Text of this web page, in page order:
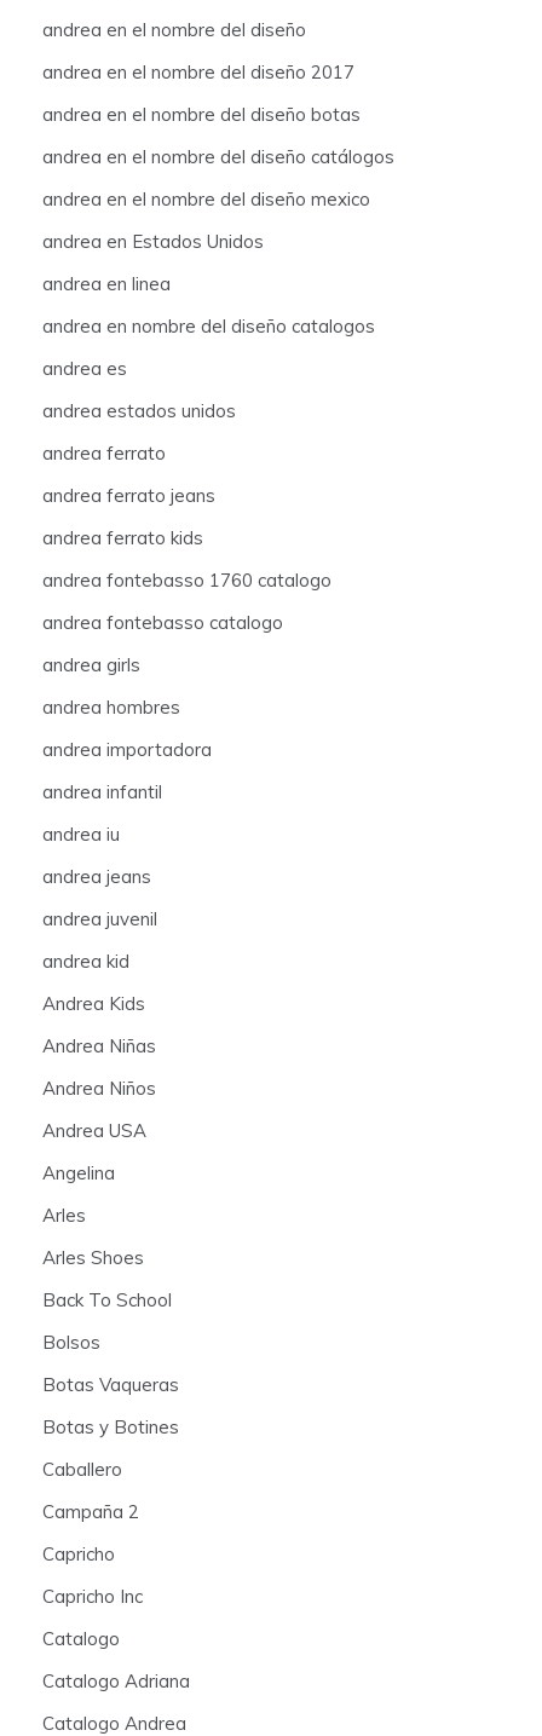
andrea en el nombre del diseño
andrea en el nombre del diseño 2017
andrea en el nombre del diseño botas
andrea en el nombre del diseño catálogos
andrea en el nombre del diseño mexico
andrea en Estados Unidos
andrea en linea
andrea en nombre del diseño catalogos
andrea es
andrea estados unidos
andrea ferrato
andrea ferrato jeans
andrea ferrato kids
andrea fontebasso 1760 catalogo
andrea fontebasso catalogo
andrea girls
andrea hombres
andrea importadora
andrea infantil
andrea iu
andrea jeans
andrea juvenil
andrea kid
Andrea Kids
Andrea Niñas
Andrea Niños
Andrea USA
Angelina
Arles
Arles Shoes
Back To School
Bolsos
Botas Vaqueras
Botas y Botines
Caballero
Campaña 2
Capricho
Capricho Inc
Catalogo
Catalogo Adriana
Catalogo Andrea